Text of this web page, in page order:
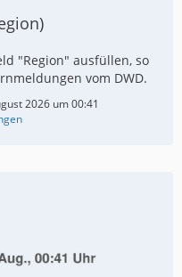
"Region" ausfüllen, so
vom DWD.
2026 um 00:41